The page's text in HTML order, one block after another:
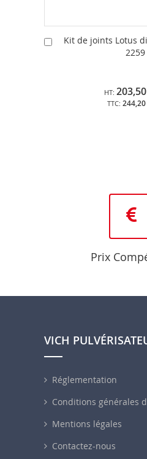
Kit de joints Lotus
2259
244,20
Ajouter
Prix
VICH
Réglementation
Conditions générales
Mentions légales
Contactez-nous